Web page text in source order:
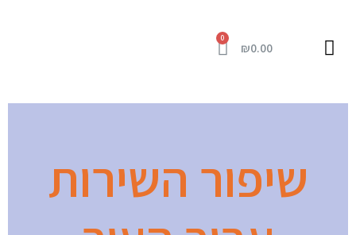
₪0.00
שיפור השירות